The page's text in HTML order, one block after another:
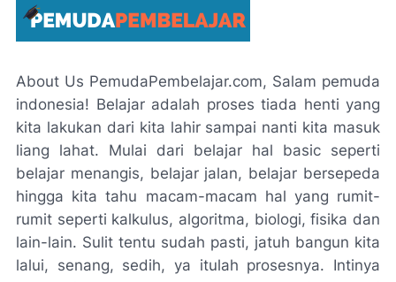
About Us PemudaPembelajar.com, Salam pemuda
indonesia! Belajar adalah proses tiada henti yang
kita lakukan dari kita lahir sampai nanti kita masuk
liang lahat. Mulai dari belajar hal basic seperti
belajar menangis, belajar jalan, belajar bersepeda
hingga kita tahu macam-macam hal yang rumit-
rumit seperti kalkulus, algoritma, biologi, fisika dan
lain-lain. Sulit tentu sudah pasti, jatuh bangun kita
lalui, senang, sedih, ya itulah prosesnya. Intinya